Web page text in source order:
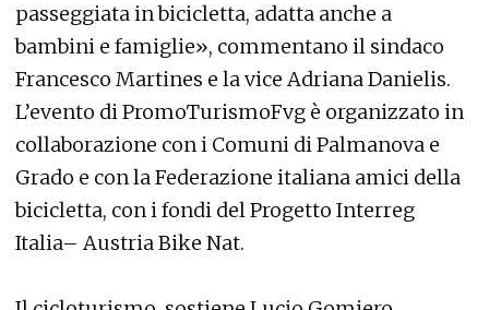
passeggiata in bicicletta, adatta anche a
bambini e famiglie», commentano il sindaco
Francesco Martines e la vice Adriana Danielis.
L’evento di PromoTurismoFvg è organizzato in
collaborazione con i Comuni di Palmanova e
Grado e con la Federazione italiana amici della
bicicletta, con i fondi del Progetto Interreg
Italia– Austria Bike Nat.